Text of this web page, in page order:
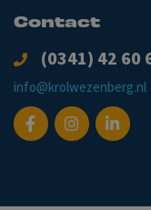
Contact
(0341) 42 60
info@krolwezenberg.nl